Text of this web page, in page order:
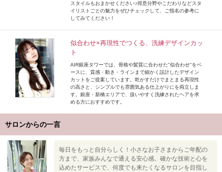
スタイルもおまかせください♪得意分野やこだわりなどスタ
イリストごとの魅力をぜひチェックして、ご指名の参考に
してみてください！
似合わせ×再現性でつくる、洗練デザインカッ
ト
AIR銀座タワーでは、骨格や髪質に合わせた"似合わせ"をベ
ースに、質感・動き・ラインまで細かく設計したデザイン
カットをご提案しています。乾かすだけでまとまる再現性
の高さと、シンプルでも雰囲気ある仕上がりにを両立しま
す。銀座・新橋エリアで、扱いやすく洗練されたヘアを求
める方におすすめです。
サロンからの一言
毎日をもっと自分らしく！小さなお子さまからご年配の
方まで、家族みんなで通える安心感。確かな技術と心を
込めたサービスで、何度でも来たくなるサロンを目指し